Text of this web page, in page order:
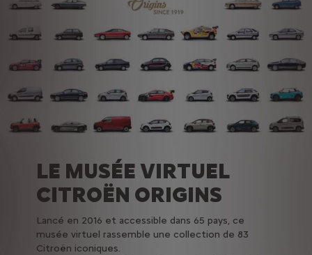
LE MUSÉE VIRTUEL
CITROËN ORIGINS
Lancé en 2016 et accessible dans 65 pays, ce
musée virtuel rassemble une collection de 83
Citroën iconiques.